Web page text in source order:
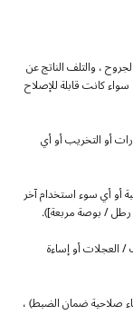
، والتلف الناتج عن
كانت قابلة للإصلاح
أو التخريب أو أي
أو أي سوء استخدام آخر
العجلات أو إساءة
صلاحية ضمان الضبط) ،